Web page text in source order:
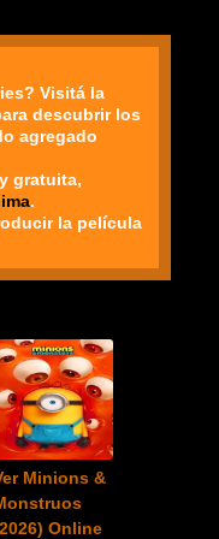
Visitá la
descubrir los
agregado
gratuita,
.
la película
Minions &
Online